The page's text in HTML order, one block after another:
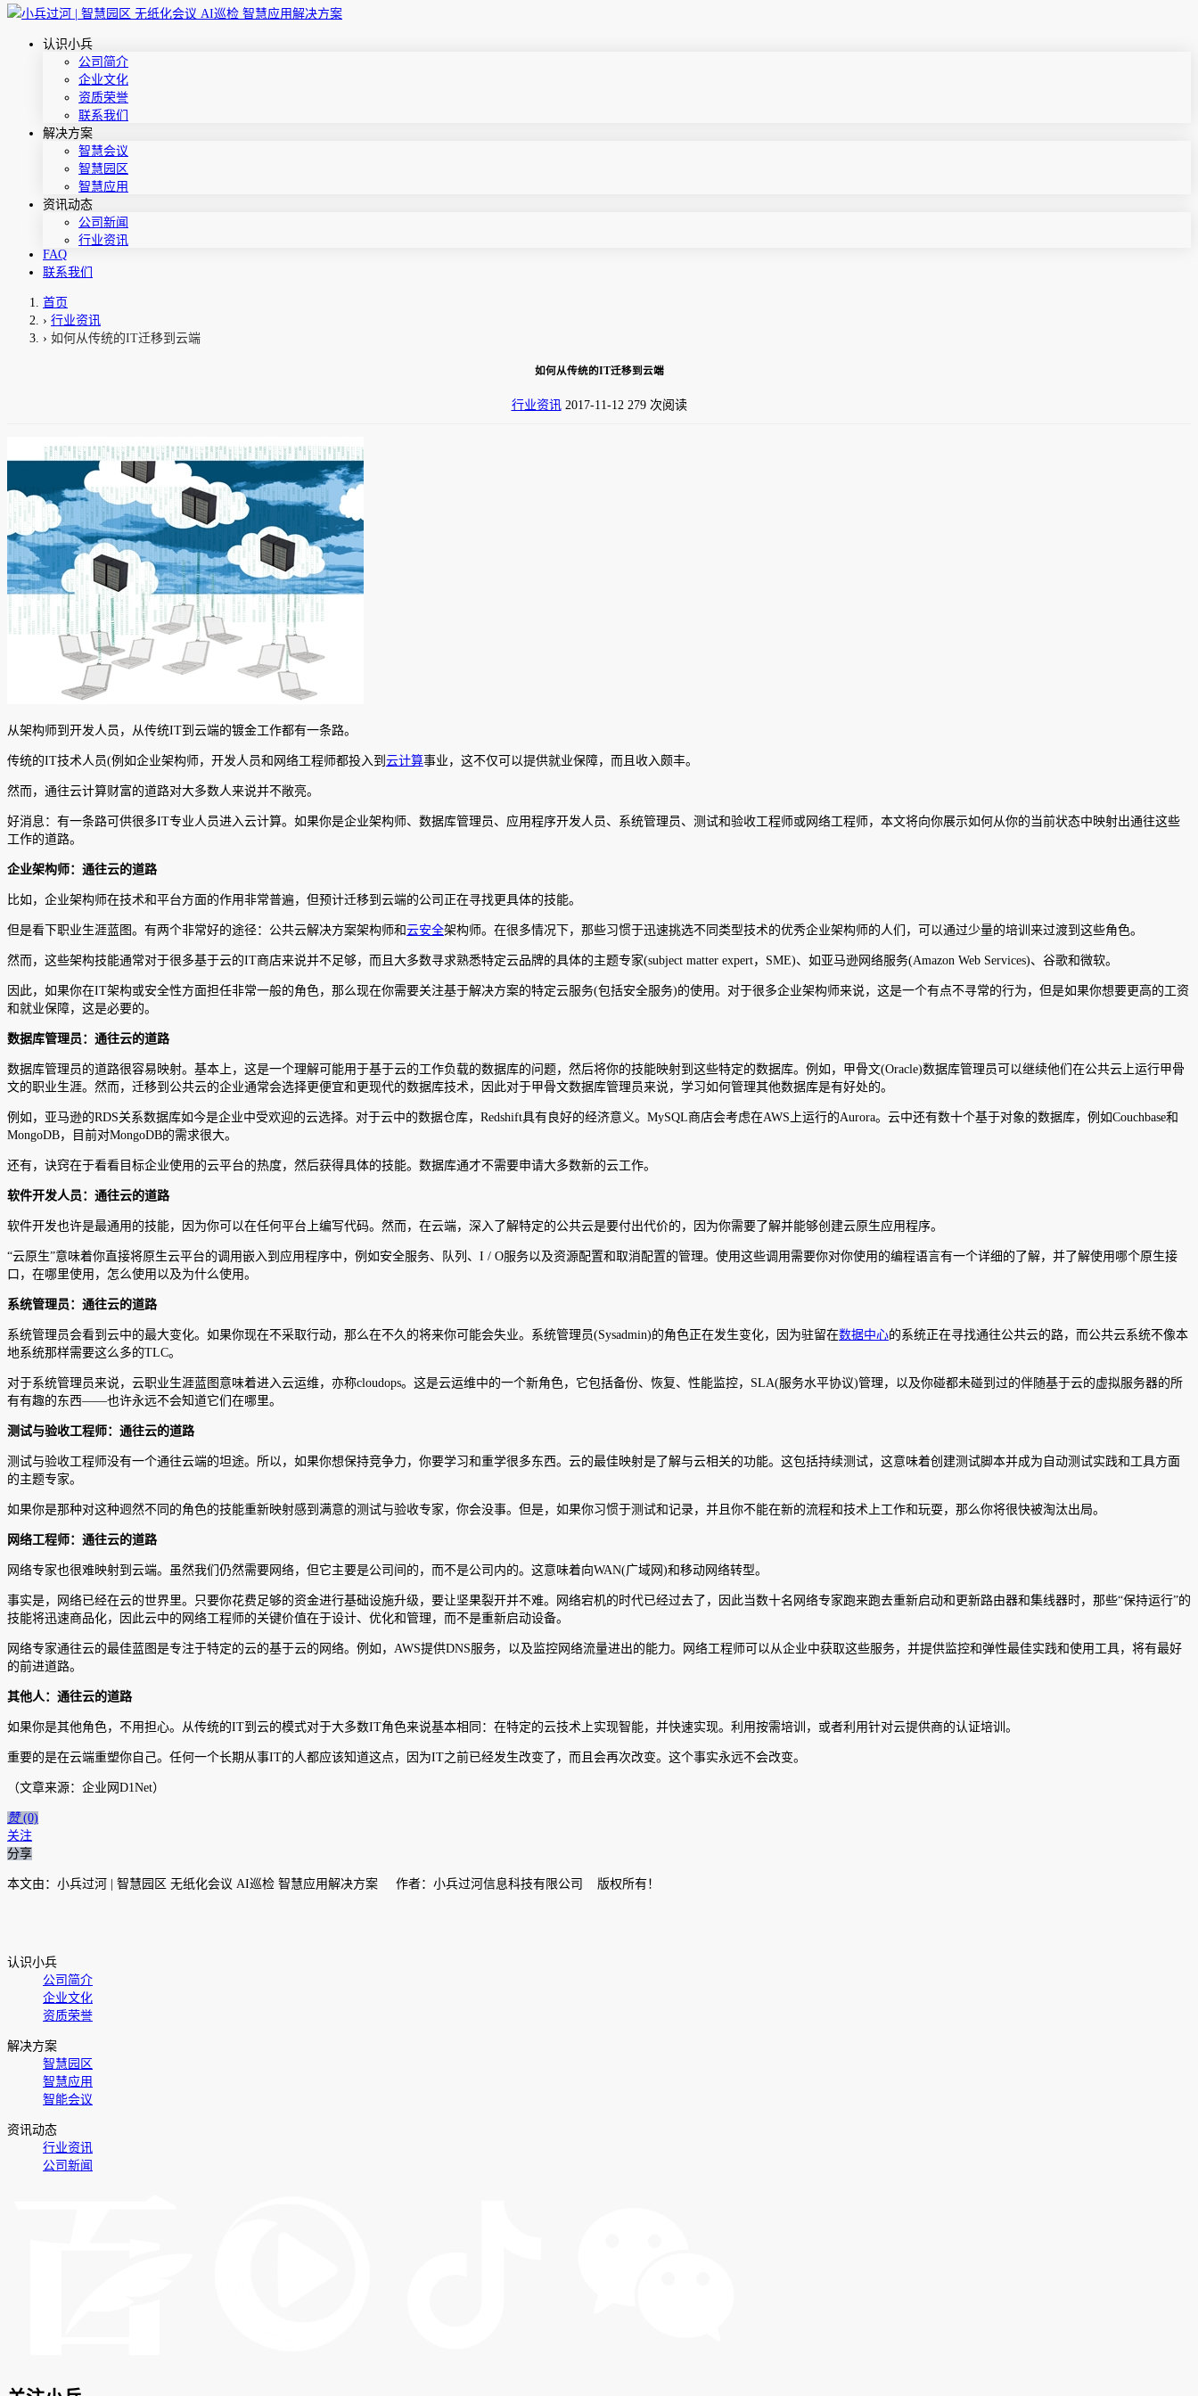
认识小兵
公司简介
企业文化
资质荣誉
联系我们
解决方案
智慧会议
智慧园区
智慧应用
资讯动态
公司新闻
行业资讯
FAQ
联系我们
首页
› 行业资讯
› 如何从传统的IT迁移到云端
如何从传统的IT迁移到云端
行业资讯 2017-11-12 279 次阅读
从架构师到开发人员，从传统IT到云端的镀金工作都有一条路。
传统的IT技术人员(例如企业架构师，开发人员和网络工程师都投入到 云计算事业，这不仅可以提供就业保障，而且收入颇丰。
然而，通往云计算财富的道路对大多数人来说并不敞亮。
好消息：有一条路可供很多IT专业人员进入云计算。如果你是企业架构师、数据库管理员、应用程序开发人员、系统管理员、测试和验收工程师或网络工程师，本文将向你展示如何从你的当前状态中映射出通往这些
工作的道路。
企业架构师：通往云的道路
比如，企业架构师在技术和平台方面的作用非常普遍，但预计迁移到云端的公司正在寻找更具体的技能。
但是看下职业生涯蓝图。有两个非常好的途径：公共云解决方案架构师和云安全架构师。在很多情况下，那些习惯于迅速挑选不同类型技术的优秀企业架构师的人们，可以通过少量的培训来过渡到这些角色。
然而，这些架构技能通常对于很多基于云的IT商店来说并不足够，而且大多数寻求熟悉特定云品牌的具体的主题专家(subject matter expert，SME)、如亚马逊网络服务(Amazon Web Services)、谷歌和微软。
因此，如果你在IT架构或安全性方面担任非常一般的角色，那么现在你需要关注基于解决方案的特定云服务(包括安全服务)的使用。对于很多企业架构师来说，这是一个有点不寻常的行为，但是如果你想要更高的工资
和就业保障，这是必要的。
数据库管理员：通往云的道路
数据库管理员的道路很容易映射。基本上，这是一个理解可能用于基于云的工作负载的数据库的问题，然后将你的技能映射到这些特定的数据库。例如，甲骨文(Oracle)数据库管理员可以继续他们在公共云上运行甲骨
文的职业生涯。然而，迁移到公共云的企业通常会选择更便宜和更现代的数据库技术，因此对于甲骨文数据库管理员来说，学习如何管理其他数据库是有好处的。
例如，亚马逊的RDS关系数据库如今是企业中受欢迎的云选择。对于云中的数据仓库，Redshift具有良好的经济意义。MySQL商店会考虑在AWS上运行的Aurora。云中还有数十个基于对象的数据库，例如Couchbase和
MongoDB，目前对MongoDB的需求很大。
还有，诀窍在于看看目标企业使用的云平台的热度，然后获得具体的技能。数据库通才不需要申请大多数新的云工作。
软件开发人员：通往云的道路
软件开发也许是最通用的技能，因为你可以在任何平台上编写代码。然而，在云端，深入了解特定的公共云是要付出代价的，因为你需要了解并能够创建云原生应用程序。
“云原生”意味着你直接将原生云平台的调用嵌入到应用程序中，例如安全服务、队列、I / O服务以及资源配置和取消配置的管理。使用这些调用需要你对你使用的编程语言有一个详细的了解，并了解使用哪个原生接
口，在哪里使用，怎么使用以及为什么使用。
系统管理员：通往云的道路
系统管理员会看到云中的最大变化。如果你现在不采取行动，那么在不久的将来你可能会失业。系统管理员(Sysadmin)的角色正在发生变化，因为驻留在数据中心的系统正在寻找通往公共云的路，而公共云系统不像本
地系统那样需要这么多的TLC。
对于系统管理员来说，云职业生涯蓝图意味着进入云运维，亦称cloudops。这是云运维中的一个新角色，它包括备份、恢复、性能监控，SLA(服务水平协议)管理，以及你碰都未碰到过的伴随基于云的虚拟服务器的所
有有趣的东西——也许永远不会知道它们在哪里。
测试与验收工程师：通往云的道路
测试与验收工程师没有一个通往云端的坦途。所以，如果你想保持竞争力，你要学习和重学很多东西。云的最佳映射是了解与云相关的功能。这包括持续测试，这意味着创建测试脚本并成为自动测试实践和工具方面
的主题专家。
如果你是那种对这种迥然不同的角色的技能重新映射感到满意的测试与验收专家，你会没事。但是，如果你习惯于测试和记录，并且你不能在新的流程和技术上工作和玩耍，那么你将很快被淘汰出局。
网络工程师：通往云的道路
网络专家也很难映射到云端。虽然我们仍然需要网络，但它主要是公司间的，而不是公司内的。这意味着向WAN(广域网)和移动网络转型。
事实是，网络已经在云的世界里。只要你花费足够的资金进行基础设施升级，要让坚果裂开并不难。网络宕机的时代已经过去了，因此当数十名网络专家跑来跑去重新启动和更新路由器和集线器时，那些“保持运行”的
技能将迅速商品化，因此云中的网络工程师的关键价值在于设计、优化和管理，而不是重新启动设备。
网络专家通往云的最佳蓝图是专注于特定的云的基于云的网络。例如，AWS提供DNS服务，以及监控网络流量进出的能力。网络工程师可以从企业中获取这些服务，并提供监控和弹性最佳实践和使用工具，将有最好
的前进道路。
其他人：通往云的道路
如果你是其他角色，不用担心。从传统的IT到云的模式对于大多数IT角色来说基本相同：在特定的云技术上实现智能，并快速实现。利用按需培训，或者利用针对云提供商的认证培训。
重要的是在云端重塑你自己。任何一个长期从事IT的人都应该知道这点，因为IT之前已经发生改变了，而且会再次改变。这个事实永远不会改变。
（文章来源：企业网D1Net）
赞 (0)
关注
分享
本文由：小兵过河 | 智慧园区 无纸化会议 AI巡检 智慧应用解决方案 作者：小兵过河信息科技有限公司 版权所有！
认识小兵
公司简介
企业文化
资质荣誉
解决方案
智慧园区
智慧应用
智能会议
资讯动态
行业资讯
公司新闻